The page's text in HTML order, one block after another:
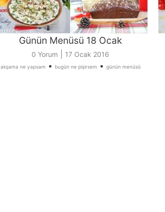
Günün Menüsü 18 Ocak
0 Yorum 17 Ocak 2016
akşama ne yapsam • bugün ne pişirsem • günün menüsü